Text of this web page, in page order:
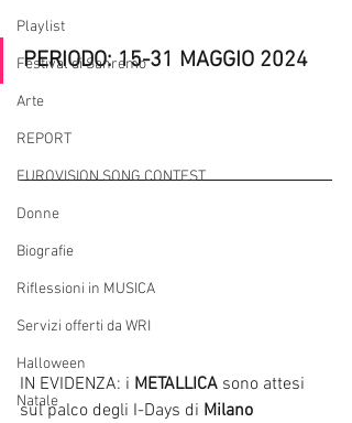
Playlist
Festival di Sanremo
Arte
REPORT
EUROVISION SONG CONTEST
Donne
Biografie
Riflessioni in MUSICA
Servizi offerti da WRI
Halloween
Natale
IN EVIDENZA: i METALLICA sono attesi
sul palco degli I-Days di Milano